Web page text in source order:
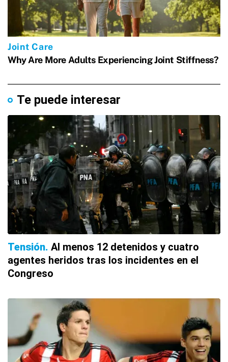
Te puede interesar
Tensión Al menos 12 detenidos y cuatro
agentes heridos tras los incidentes en el
Congreso